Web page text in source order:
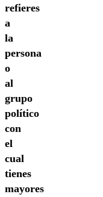
refieres
a
la
persona
o
al
grupo
político
con
el
cual
tienes
mayores